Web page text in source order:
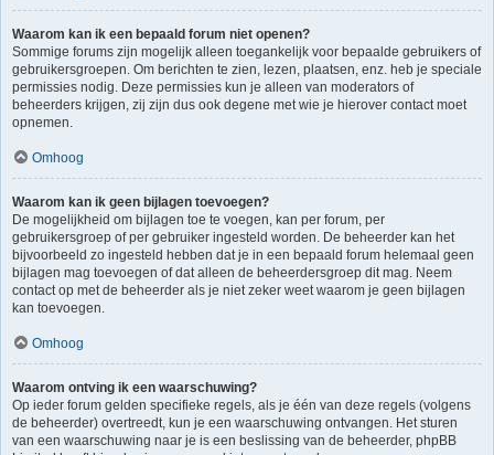
Waarom kan ik een bepaald forum niet openen?
Sommige forums zijn mogelijk alleen toegankelijk voor bepaalde gebruikers of
gebruikersgroepen. Om berichten te zien, lezen, plaatsen, enz. heb je speciale
permissies nodig. Deze permissies kun je alleen van moderators of
beheerders krijgen, zij zijn dus ook degene met wie je hierover contact moet
opnemen.
Omhoog
Waarom kan ik geen bijlagen toevoegen?
De mogelijkheid om bijlagen toe te voegen, kan per forum, per
gebruikersgroep of per gebruiker ingesteld worden. De beheerder kan het
bijvoorbeeld zo ingesteld hebben dat je in een bepaald forum helemaal geen
bijlagen mag toevoegen of dat alleen de beheerdersgroep dit mag. Neem
contact op met de beheerder als je niet zeker weet waarom je geen bijlagen
kan toevoegen.
Omhoog
Waarom ontving ik een waarschuwing?
Op ieder forum gelden specifieke regels, als je één van deze regels (volgens
de beheerder) overtreedt, kun je een waarschuwing ontvangen. Het sturen
van een waarschuwing naar je is een beslissing van de beheerder, phpBB